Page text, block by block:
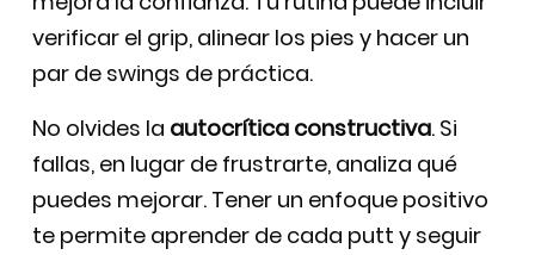
verificar el grip, alinear los pies y hacer un
par de swings de práctica.
No olvides la autocrítica constructiva. Si
fallas, en lugar de frustrarte, analiza qué
puedes mejorar. Tener un enfoque positivo
te permite aprender de cada putt y seguir